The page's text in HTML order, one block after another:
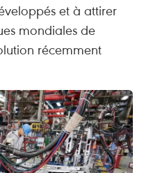
et à attirer
mondiales de
récemment